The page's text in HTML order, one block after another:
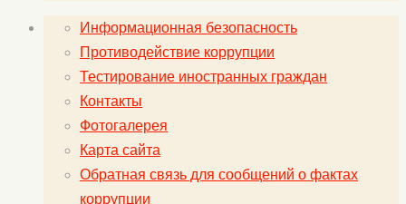
Информационная безопасность
Противодействие коррупции
Тестирование иностранных граждан
Контакты
Фотогалерея
Карта сайта
Обратная связь для сообщений о фактах
коррупции